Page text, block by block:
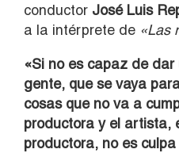
conductor José Luis
a la intérprete de «Las
«Si no es capaz de
gente, que se vaya
cosas que no va a
productora y el artista,
productora, no es